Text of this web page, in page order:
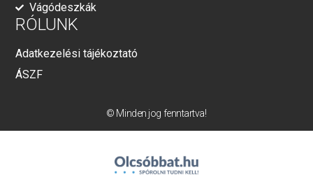
Vágódeszkák
RÓLUNK
Adatkezelési tájékoztató
ÁSZF
© Minden jog fenntartva!